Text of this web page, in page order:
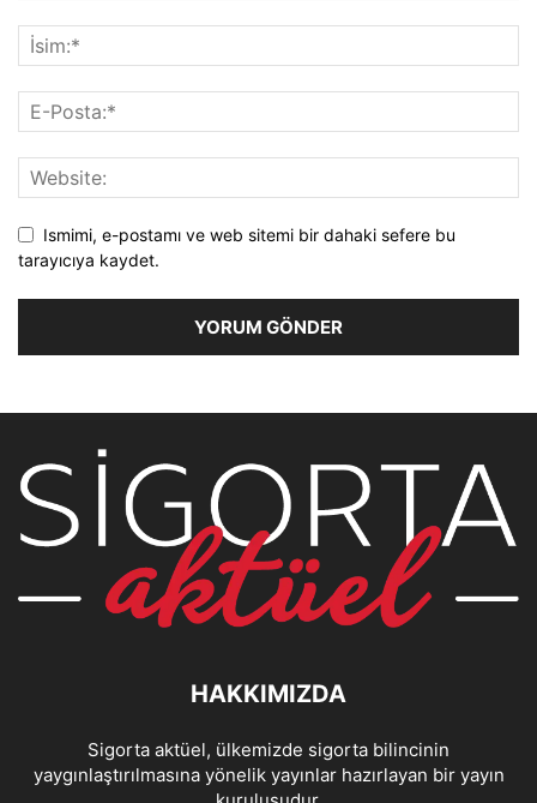
Ismimi, e-postamı ve web sitemi bir dahaki sefere bu
tarayıcıya kaydet.
HAKKIMIZDA
Sigorta aktüel, ülkemizde sigorta bilincinin
yaygınlaştırılmasına yönelik yayınlar hazırlayan bir yayın